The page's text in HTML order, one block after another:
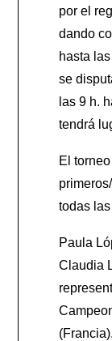
por el
dando
hasta
se
las 9 h.
tendrá
El
todas
Paula
Claudia